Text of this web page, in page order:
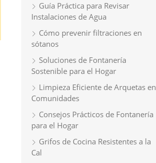
Guía Práctica para Revisar
Instalaciones de Agua
Cómo prevenir filtraciones en
sótanos
Soluciones de Fontanería
Sostenible para el Hogar
Limpieza Eficiente de Arquetas en
Comunidades
Consejos Prácticos de Fontanería
para el Hogar
Grifos de Cocina Resistentes a la
Cal